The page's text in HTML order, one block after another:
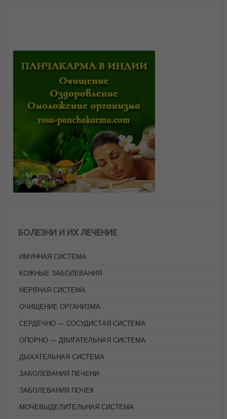
БОЛЕЗНИ И ИХ ЛЕЧЕНИЕ
ИМУННАЯ СИСТЕМА
КОЖНЫЕ ЗАБОЛЕВАНИЯ
НЕРВНАЯ СИСТЕМА
ОЧИЩЕНИЕ ОРГАНИЗМА
СЕРДЕЧНО — СОСУДИСТАЯ СИСТЕМА
ОПОРНО — ДВИГАТЕЛЬНАЯ СИСТЕМА
ДЫХАТЕЛЬНАЯ СИСТЕМА
ЗАБОЛЕВАНИЯ ПЕЧЕНИ
ЗАБОЛЕВАНИЯ ПОЧЕК
МОЧЕВЫДЕЛИТЕЛЬНАЯ СИСТЕМА